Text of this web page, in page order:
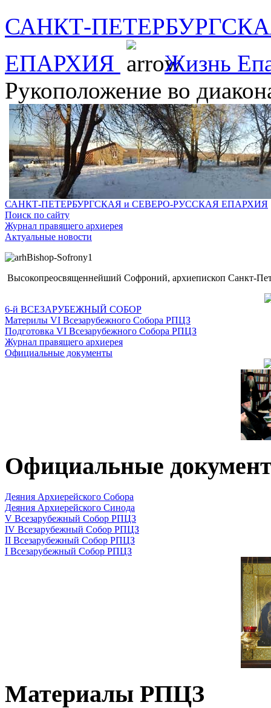
САНКТ-
ЕПАРХИЯ
Жизнь
Рукоположение во
САНКТ-ПЕТЕРБУРГСКАЯ и СЕВЕРО-РУССКАЯ ЕПАРХИЯ
Поиск по сайту
Журнал правящего архиерея
Актуальные новости
Высокопреосвященнейший Софроний, архиепископ Санкт-
6-й ВСЕЗАРУБЕЖНЫЙ СОБОР
Материлы VI Всезарубежного Собора РПЦЗ
Подготовка VI Всезарубежного Собора РПЦЗ
Журнал правящего архиерея
Официальные документы
Официальные
Деяния Архиерейского Собора
Деяния Архиерейского Синода
V Всезарубежный Собор РПЦЗ
IV Всезарубежный Собор РПЦЗ
II Всезарубежный Собор РПЦЗ
I Всезарубежный Собор РПЦЗ
Материалы РПЦЗ